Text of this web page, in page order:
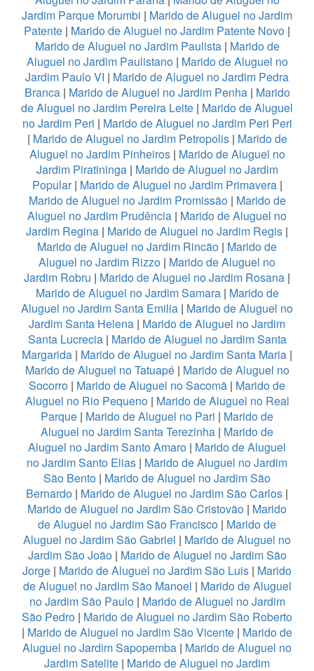
Jardim Parque Morumbi | Marido de Aluguel no Jardim
Patente | Marido de Aluguel no Jardim Patente Novo |
Marido de Aluguel no Jardim Paulista| Marido de
Aluguel no Jardim Paulistano| Marido de Aluguel no
Jardim Paulo VI | Marido de Aluguel no Jardim Pedra
Branca| Marido de Aluguel no Jardim Penha| Marido
de Aluguel no Jardim Pereira Leite | Marido de Aluguel
no Jardim Peri | Marido de Aluguel no Jardim Peri Peri
| Marido de Aluguel no Jardim Petropolis| Marido de
Aluguel no Jardim Pinheiros| Marido de Aluguel no
Jardim Piratininga| Marido de Aluguel no Jardim
Popular| Marido de Aluguel no Jardim Primavera|
Marido de Aluguel no Jardim Promissão| Marido de
Aluguel no Jardim Prudência | Marido de Aluguel no
Jardim Regina | Marido de Aluguel no Jardim Regis |
Marido de Aluguel no Jardim Rincão | Marido de
Aluguel no Jardim Rizzo | Marido de Aluguel no
Jardim Robru | Marido de Aluguel no Jardim Rosana |
Marido de Aluguel no Jardim Samara| Marido de
Aluguel no Jardim Santa Emilia | Marido de Aluguel no
Jardim Santa Helena | Marido de Aluguel no Jardim
Santa Lucrecia| Marido de Aluguel no Jardim Santa
Margarida | Marido de Aluguel no Jardim Santa Maria |
Marido de Aluguel no Tatuapé| Marido de Aluguel no
Socorro | Marido de Aluguel no Sacomã | Marido de
Aluguel no Rio Pequeno| Marido de Aluguel no Real
Parque | Marido de Aluguel no Pari | Marido de
Aluguel no Jardim Santa Terezinha | Marido de
Aluguel no Jardim Santo Amaro | Marido de Aluguel
no Jardim Santo Elias | Marido de Aluguel no Jardim
São Bento | Marido de Aluguel no Jardim São
Bernardo | Marido de Aluguel no Jardim São Carlos |
Marido de Aluguel no Jardim São Cristovão | Marido
de Aluguel no Jardim São Francisco | Marido de
Aluguel no Jardim São Gabriel | Marido de Aluguel no
Jardim São João| Marido de Aluguel no Jardim São
Jorge | Marido de Aluguel no Jardim São Luis | Marido
de Aluguel no Jardim São Manoel | Marido de Aluguel
no Jardim São Paulo| Marido de Aluguel no Jardim
São Pedro | Marido de Aluguel no Jardim São Roberto
| Marido de Aluguel no Jardim São Vicente | Marido de
Aluguel no Jardim Sapopemba | Marido de Aluguel no
Jardim Satelite | Marido de Aluguel no Jardim